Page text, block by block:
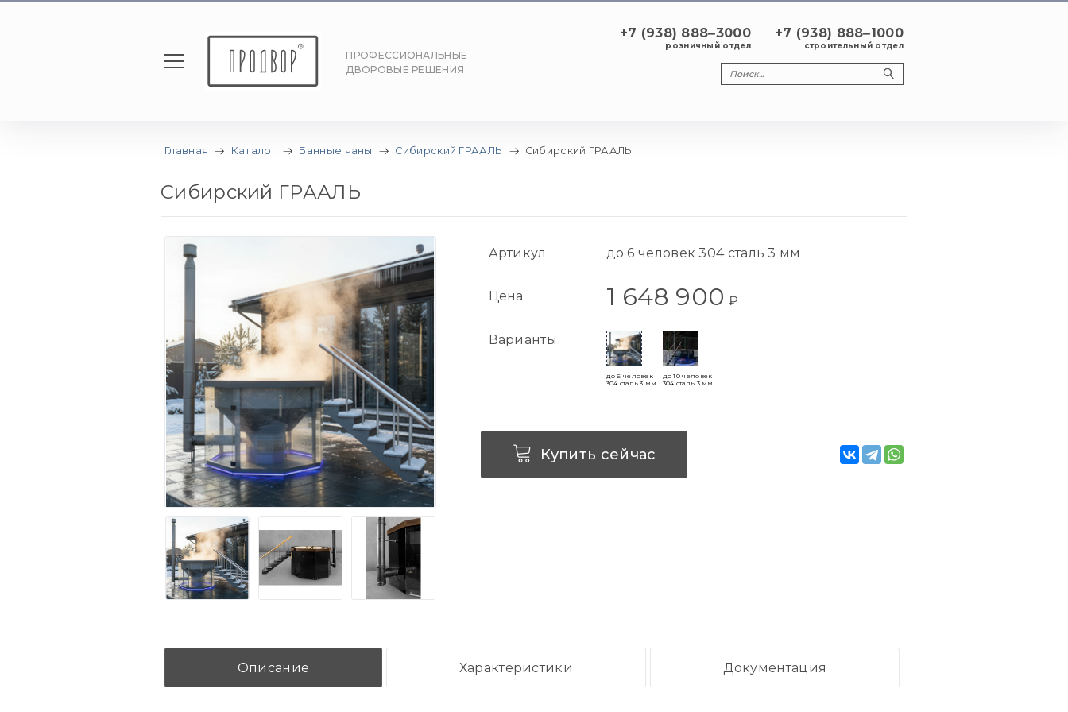
ПРОФЕССИОНАЛЬНЫЕ
ДВОРОВЫЕ РЕШЕНИЯ
+7 (938) 888‒3000
розничный отдел
+7 (938) 888‒1000
строительный отдел
Главная Каталог Банные чаны Сибирский ГРААЛЬ Сибирский ГРААЛЬ
Сибирский ГРААЛЬ
Артикул до 6 человек 304 сталь 3 мм
Цена 1 648 900 ₽
Варианты
до 6 человек
304 сталь 3 мм
до 10 человек
304 сталь 3 мм
Купить сейчас
Описание Характеристики Документация